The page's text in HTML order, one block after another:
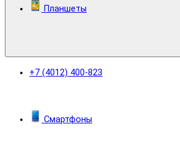
+7 (4012) 400-823
Планшеты
Смартфоны